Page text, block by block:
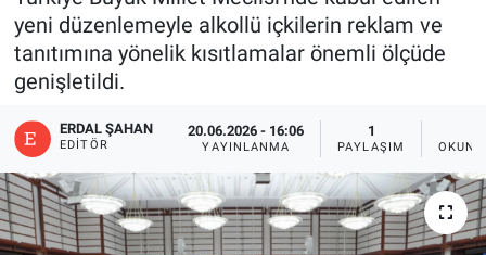
yeni düzenlemeyle alkollü içkilerin reklam ve
tanıtımına yönelik kısıtlamalar önemli ölçüde
genişletildi.
ERDAL ŞAHAN
EDITÖR
20.06.2026 - 16:06
YAYINLANMA
1
PAYLAŞIM